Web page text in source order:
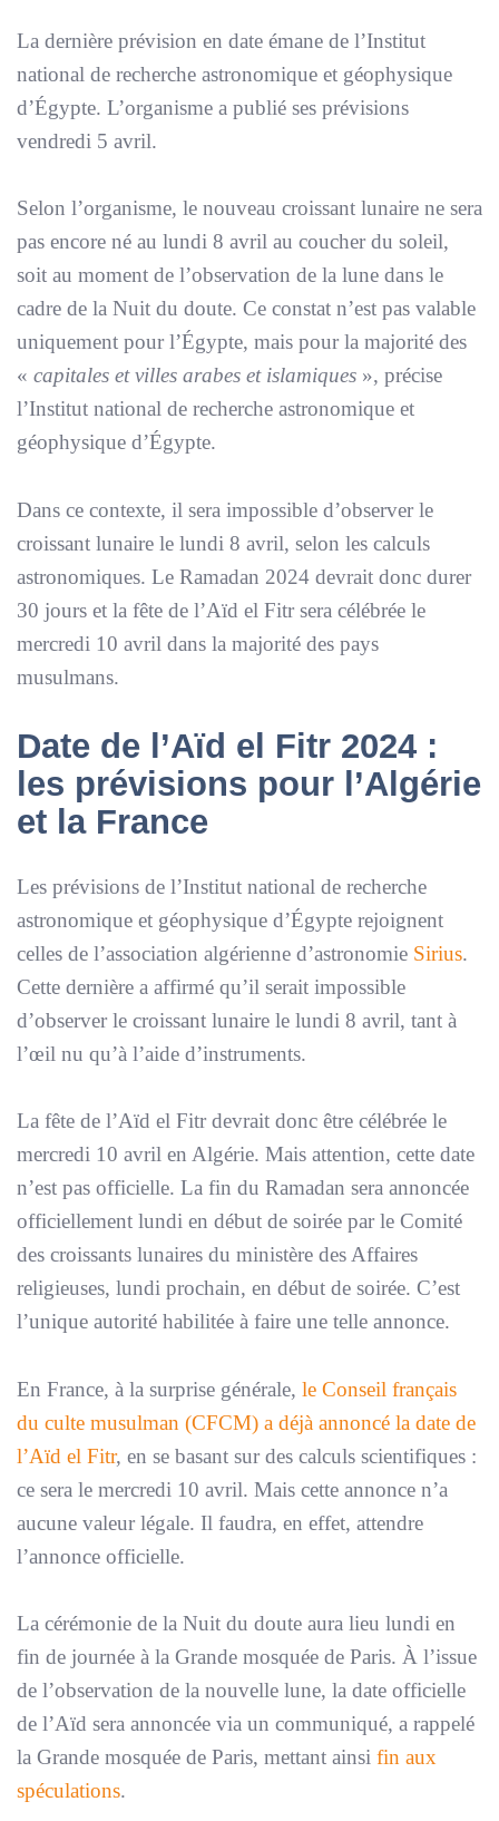
La dernière prévision en date émane de l’Institut
national de recherche astronomique et géophysique
d’Égypte. L’organisme a publié ses prévisions
vendredi 5 avril.
Selon l’organisme, le nouveau croissant lunaire ne sera
pas encore né au lundi 8 avril au coucher du soleil,
soit au moment de l’observation de la lune dans le
cadre de la Nuit du doute. Ce constat n’est pas valable
uniquement pour l’Égypte, mais pour la majorité des
« capitales et villes arabes et islamiques », précise
l’Institut national de recherche astronomique et
géophysique d’Égypte.
Dans ce contexte, il sera impossible d’observer le
croissant lunaire le lundi 8 avril, selon les calculs
astronomiques. Le Ramadan 2024 devrait donc durer
30 jours et la fête de l’Aïd el Fitr sera célébrée le
mercredi 10 avril dans la majorité des pays
musulmans.
Date de l’Aïd el Fitr 2024 :
les prévisions pour l’Algérie
et la France
Les prévisions de l’Institut national de recherche
astronomique et géophysique d’Égypte rejoignent
celles de l’association algérienne d’astronomie Sirius.
Cette dernière a affirmé qu’il serait impossible
d’observer le croissant lunaire le lundi 8 avril, tant à
l’œil nu qu’à l’aide d’instruments.
La fête de l’Aïd el Fitr devrait donc être célébrée le
mercredi 10 avril en Algérie. Mais attention, cette date
n’est pas officielle. La fin du Ramadan sera annoncée
officiellement lundi en début de soirée par le Comité
des croissants lunaires du ministère des Affaires
religieuses, lundi prochain, en début de soirée. C’est
l’unique autorité habilitée à faire une telle annonce.
En France, à la surprise générale, le Conseil français
du culte musulman (CFCM) a déjà annoncé la date de
l’Aïd el Fitr, en se basant sur des calculs scientifiques :
ce sera le mercredi 10 avril. Mais cette annonce n’a
aucune valeur légale. Il faudra, en effet, attendre
l’annonce officielle.
La cérémonie de la Nuit du doute aura lieu lundi en
fin de journée à la Grande mosquée de Paris. À l’issue
de l’observation de la nouvelle lune, la date officielle
de l’Aïd sera annoncée via un communiqué, a rappelé
la Grande mosquée de Paris, mettant ainsi fin aux
spéculations.